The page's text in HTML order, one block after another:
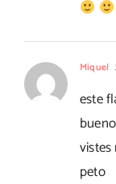
Miquel
este
peto